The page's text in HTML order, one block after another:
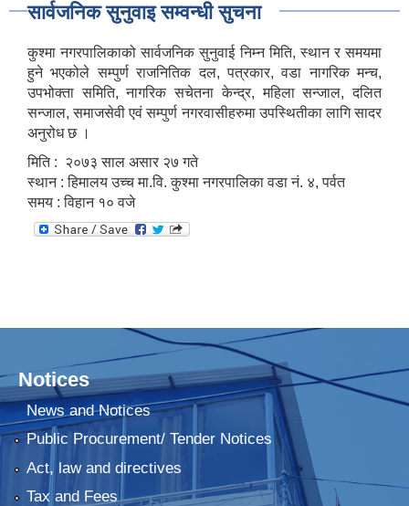
सार्वजनिक सुनुवाइ सम्वन्धी सुचना
कुश्मा नगरपालिकाको सार्वजनिक सुनुवाई निम्न मिति, स्थान र समयमा
हुने भएकोले सम्पुर्ण राजनितिक दल, पत्रकार, वडा नागरिक मन्च,
उपभोक्ता समिति, नागरिक सचेतना केन्द्र, महिला सन्जाल, दलित
सन्जाल, समाजसेवी एवं सम्पुर्ण नगरवासीहरुमा उपस्थितीका लागि सादर
अनुरोध छ ।
मिति : २०७३ साल असार २७ गते
स्थान : हिमालय उच्च मा.वि. कुश्मा नगरपालिका वडा नं. ४, पर्वत
समय : विहान १० वजे
Notices
News and Notices
Public Procurement/ Tender Notices
Act, law and directives
Tax and Fees